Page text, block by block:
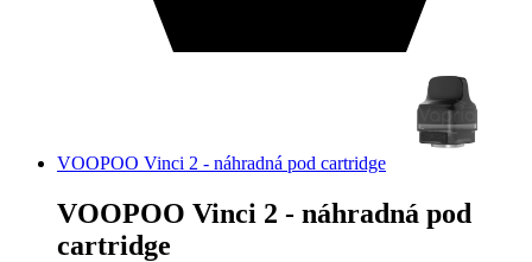
VOOPOO Vinci 2 - náhradná pod cartridge
VOOPOO Vinci 2 - náhradná pod
cartridge